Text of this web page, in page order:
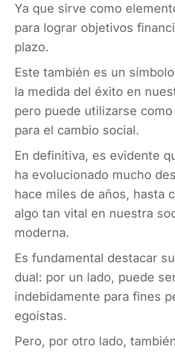
Ya que sirve como
para lograr objetivos
plazo.
Este también es un
la medida del éxito en
pero puede utilizarse
para el cambio social.
En definitiva, es evidente
ha evolucionado mucho
hace miles de años, hasta
algo tan vital en nuestra
moderna.
Es fundamental destacar
dual: por un lado, puede
indebidamente para fines
egoístas.
Pero, por otro lado,